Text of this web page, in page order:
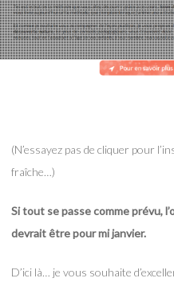
(N’essayez pas de cliquer pour
fraîche…)
Si tout se passe comme prévu,
devrait être pour mi janvier.
D’ici là… je vous souhaite